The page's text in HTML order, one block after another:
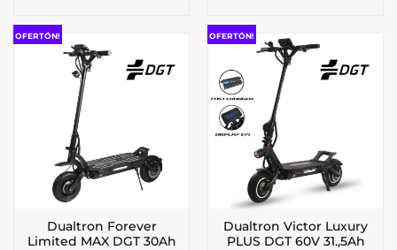
€2.490,00.
€1.994,00.
€4.299,00.
OFERTÓN!
Dualtron Forever
Limited MAX DGT 30Ah
OFERTÓN!
Dualtron Victor Luxury
PLUS DGT 60V 31.,5Ah